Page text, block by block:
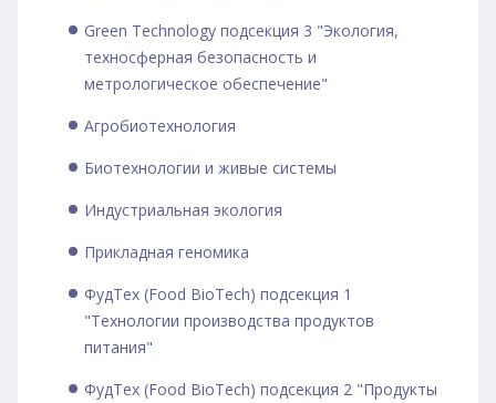
Green Technology подсекция 3 "Экология,
техносферная безопасность и
метрологическое обеспечение"
Агробиотехнология
Биотехнологии и живые системы
Индустриальная экология
Прикладная геномика
ФудТех (Food BioTech) подсекция 1
"Технологии производства продуктов
питания"
ФудТех (Food BioTech) подсекция 2 "Продукты